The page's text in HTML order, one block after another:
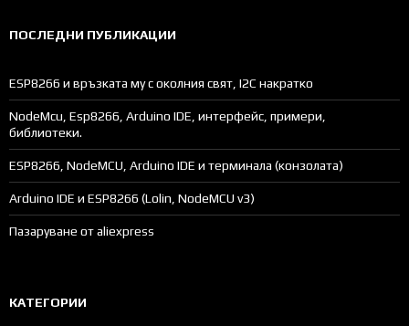
ПОСЛЕДНИ ПУБЛИКАЦИИ
ESP8266 и връзката му с околния свят, I2C накратко
NodeMcu, Esp8266, Arduino IDE, интерфейс, примери,
библиотеки.
ESP8266, NodeMCU, Arduino IDE и терминала (конзолата)
Arduino IDE и ESP8266 (Lolin, NodeMCU v3)
Пазаруване от aliexpress
КАТЕГОРИИ